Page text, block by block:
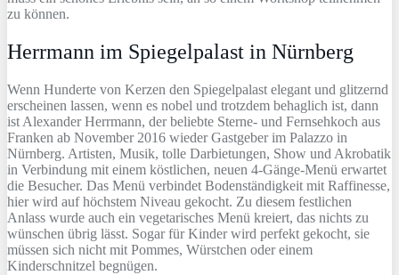
zu können.
Herrmann im Spiegelpalast in Nürnberg
Wenn Hunderte von Kerzen den Spiegelpalast elegant und glitzernd
erscheinen lassen, wenn es nobel und trotzdem behaglich ist, dann
ist Alexander Herrmann, der beliebte Sterne- und Fernsehkoch aus
Franken ab November 2016 wieder Gastgeber im Palazzo in
Nürnberg. Artisten, Musik, tolle Darbietungen, Show und Akrobatik
in Verbindung mit einem köstlichen, neuen 4-Gänge-Menü erwartet
die Besucher. Das Menü verbindet Bodenständigkeit mit Raffinesse,
hier wird auf höchstem Niveau gekocht. Zu diesem festlichen
Anlass wurde auch ein vegetarisches Menü kreiert, das nichts zu
wünschen übrig lässt. Sogar für Kinder wird perfekt gekocht, sie
müssen sich nicht mit Pommes, Würstchen oder einem
Kinderschnitzel begnügen.